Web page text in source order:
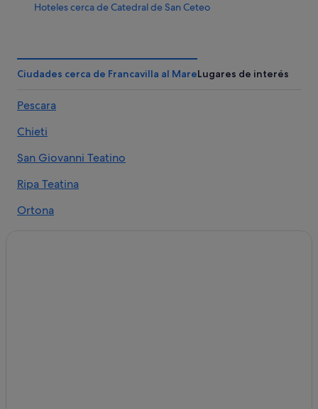
Hoteles cerca de Catedral de San Ceteo
Miglianico hoteles
Hoteles de 5 estrellas en Pescara
Best Western hoteles en Pescara
Hoteles boutique en Pescara
Hoteles históricos en Pescara
Hoteles de golf en Pescara
Ciudades cerca de Francavilla al MareLugares de interés
Pescara
Chieti
San Giovanni Teatino
Ripa Teatina
Ortona